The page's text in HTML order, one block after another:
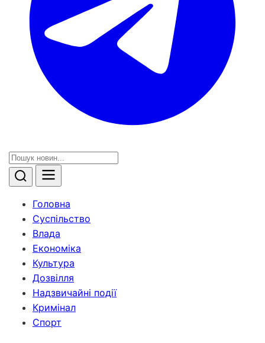
Головна
Суспільство
Влада
Економіка
Культура
Дозвілля
Надзвичайні події
Кримінал
Спорт